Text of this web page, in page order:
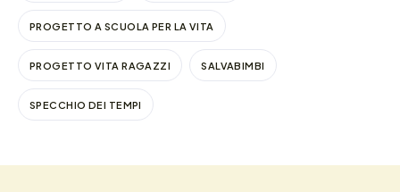
PROGETTO A SCUOLA PER LA VITA
PROGETTO VITA RAGAZZI SALVABIMBI
SPECCHIO DEI TEMPI